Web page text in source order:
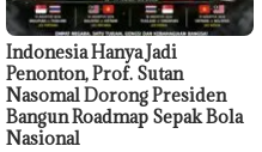
Indonesia Hanya Jadi
Penonton, Prof. Sutan
Nasomal Dorong Presiden
Bangun Roadmap Sepak Bola
Nasional